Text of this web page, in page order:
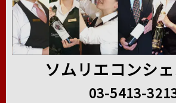
ソムリエコンシ
03-5413-